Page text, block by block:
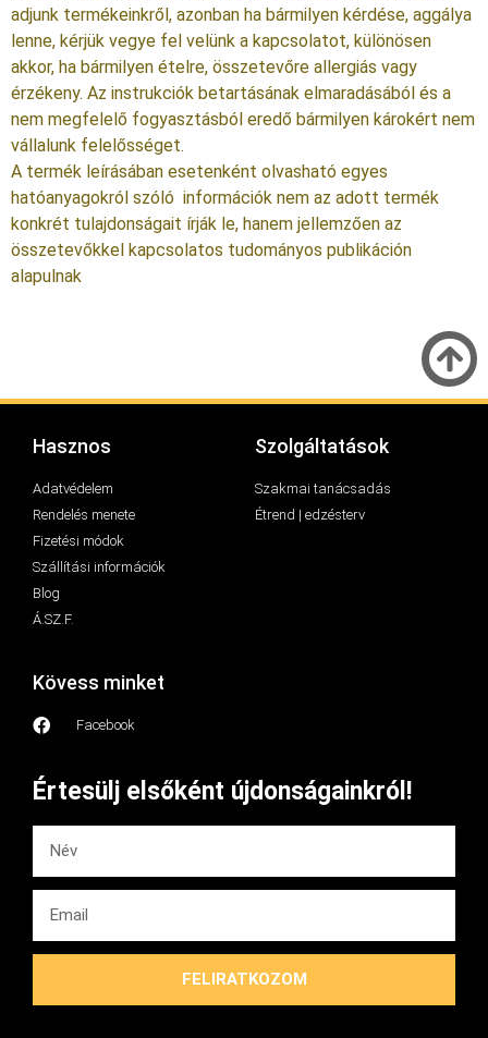
adjunk termékeinkről, azonban ha bármilyen kérdése, aggálya
lenne, kérjük vegye fel velünk a kapcsolatot, különösen
akkor, ha bármilyen ételre, összetevőre allergiás vagy
érzékeny. Az instrukciók betartásának elmaradásából és a
nem megfelelő fogyasztásból eredő bármilyen károkért nem
vállalunk felelősséget.
A termék leírásában esetenként olvasható egyes
hatóanyagokról szóló információk nem az adott termék
konkrét tulajdonságait írják le, hanem jellemzően az
összetevőkkel kapcsolatos tudományos publikáción
alapulnak
Hasznos
Adatvédelem
Rendelés menete
Fizetési módok
Szállítási információk
Blog
Á.SZ.F.
Szolgáltatások
Szakmai tanácsadás
Étrend | edzésterv
Kövess minket
Facebook
Értesülj elsőként újdonságainkról!
FELIRATKOZOM